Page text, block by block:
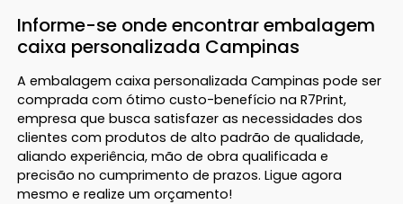
Informe-se onde encontrar embalagem
caixa personalizada Campinas
A embalagem caixa personalizada Campinas pode ser
comprada com ótimo custo-benefício na R7Print,
empresa que busca satisfazer as necessidades dos
clientes com produtos de alto padrão de qualidade,
aliando experiência, mão de obra qualificada e
precisão no cumprimento de prazos. Ligue agora
mesmo e realize um orçamento!